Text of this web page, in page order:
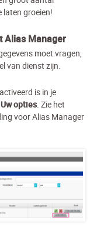
laten groeien!
Alias Manager
moet vragen,
van dienst zijn.
is in je
opties. Zie het
voor Alias Manager